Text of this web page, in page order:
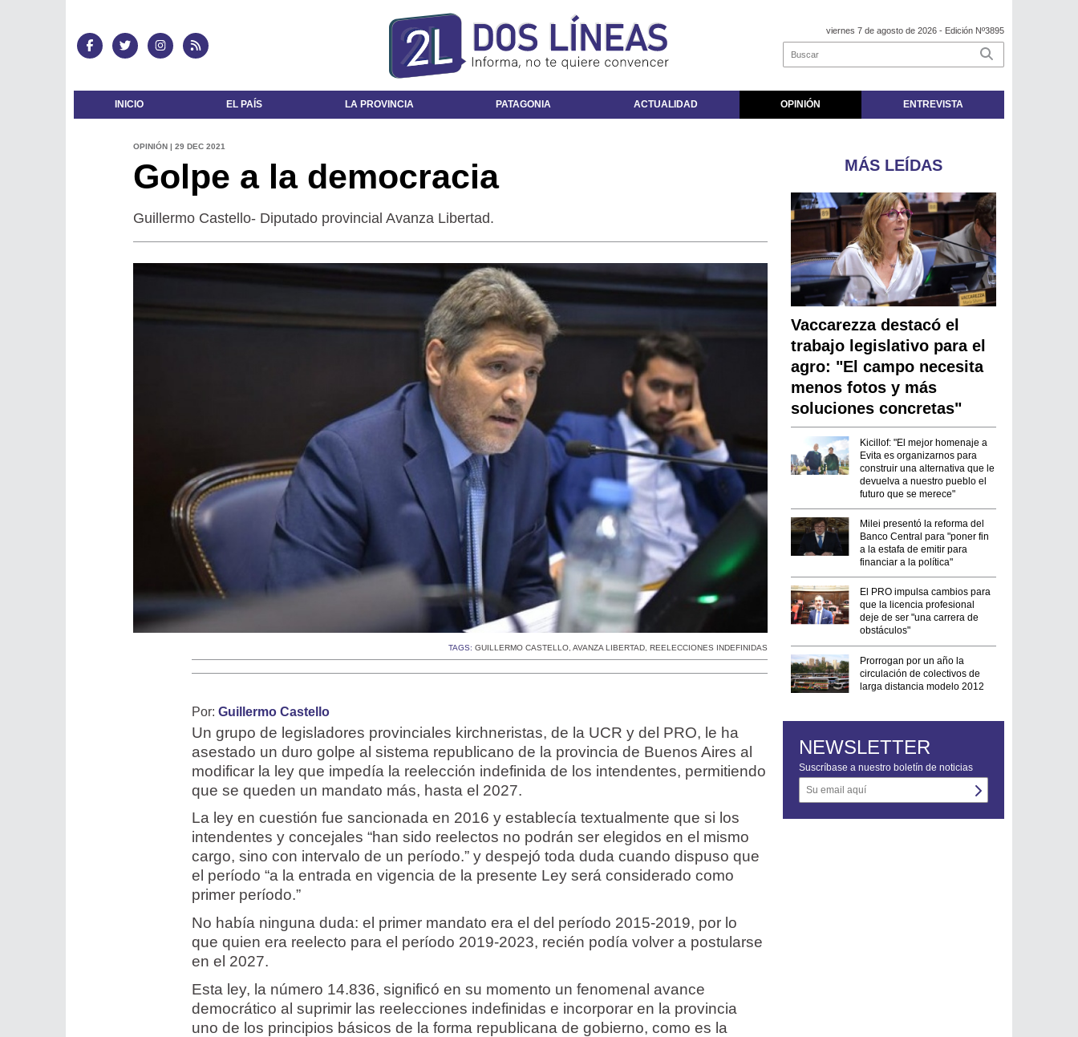
viernes 7 de agosto de 2026 - Edición Nº3895
INICIO EL PAÍS LA PROVINCIA PATAGONIA ACTUALIDAD OPINIÓN ENTREVISTA
OPINIÓN | 29 DEC 2021
Golpe a la democracia
Guillermo Castello- Diputado provincial Avanza Libertad.
TAGS:GUILLERMO CASTELLO ,AVANZA LIBERTAD ,REELECCIONES INDEFINIDAS
Por:Guillermo Castello
Un grupo de legisladores provinciales kirchneristas, de la UCR y del PRO, le ha
asestado un duro golpe al sistema republicano de la provincia de Buenos Aires al
modificar la ley que impedía la reelección indefinida de los intendentes, permitiendo
que se queden un mandato más, hasta el 2027.
La ley en cuestión fue sancionada en 2016 y establecía textualmente que si los
intendentes y concejales “han sido reelectos no podrán ser elegidos en el mismo
cargo, sino con intervalo de un período.” y despejó toda duda cuando dispuso que
el período “a la entrada en vigencia de la presente Ley será considerado como
primer período.”
No había ninguna duda: el primer mandato era el del período 2015-2019, por lo
que quien era reelecto para el período 2019-2023, recién podía volver a postularse
en el 2027.
Esta ley, la número 14.836, significó en su momento un fenomenal avance
democrático al suprimir las reelecciones indefinidas e incorporar en la provincia
uno de los principios básicos de la forma republicana de gobierno, como es la
MÁS LEÍDAS
Vaccarezza destacó el
trabajo legislativo para el
agro: "El campo necesita
menos fotos y más
soluciones concretas"
Kicillof: "El mejor homenaje a
Evita es organizarnos para
construir una alternativa que le
devuelva a nuestro pueblo el
futuro que se merece"
Milei presentó la reforma del
Banco Central para "poner fin
a la estafa de emitir para
financiar a la política"
El PRO impulsa cambios para
que la licencia profesional
deje de ser "una carrera de
obstáculos"
Prorrogan por un año la
circulación de colectivos de
larga distancia modelo 2012
NEWSLETTER
Suscríbase a nuestro boletín de noticias